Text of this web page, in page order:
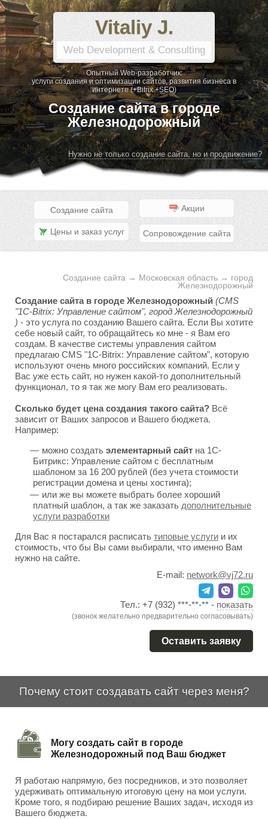
Vitaliy J.
Web Development & Consulting
Опытный Web-разработчик:
услуги создания и оптимизации сайтов, развития бизнеса в
интернете (+Bitrix +SEO)
Создание сайта в городе
Железнодорожный
Нужно не только создание сайта, но и продвижение?
Создание сайта Акции
Цены и заказ услуг Сопровождение сайта
Создание сайта → Московская область → город
Железнодорожный
Создание сайта в городе Железнодорожный (CMS
"1C-Bitrix: Управление сайтом", город Железнодорожный
) - это услуга по созданию Вашего сайта. Если Вы хотите
себе новый сайт, то обращайтесь ко мне - я Вам его
создам. В качестве системы управления сайтом
предлагаю CMS "1C-Bitrix: Управление сайтом", которую
используют очень много российских компаний. Если у
Вас уже есть сайт, но нужен какой-то дополнительный
функционал, то я так же могу Вам его реализовать.
Сколько будет цена создания такого сайта? Всё
зависит от Ваших запросов и Вашего бюджета.
Например:
можно создать элементарный сайт на 1С-
Битрикс: Управление сайтом с бесплатным
шаблоном за 16 200 рублей (без учета стоимости
регистрации домена и цены хостинга);
или же вы можете выбрать более хороший
платный шаблон, а так же заказать дополнительные
услуги разработки
Для Вас я постарался расписать типовые услуги и их
стоимость, что бы Вы сами выбирали, что именно Вам
нужно на сайте.
E-mail: network@vj72.ru
Тел.: +7 (932) ***-**-** - показать
(звонок желательно предварительно согласовывать)
Оставить заявку
Почему стоит создавать сайт через меня?
Могу создать сайт в городе
Железнодорожный под Ваш бюджет
Я работаю напрямую, без посредников, и это позволяет
удерживать оптимальную итоговую цену на мои услуги.
Кроме того, я подбираю решение Ваших задач, исходя из
Вашего бюджета.